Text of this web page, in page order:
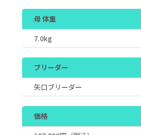
母 体重
7.0kg
ブリーダー
矢口ブリーダー
価格